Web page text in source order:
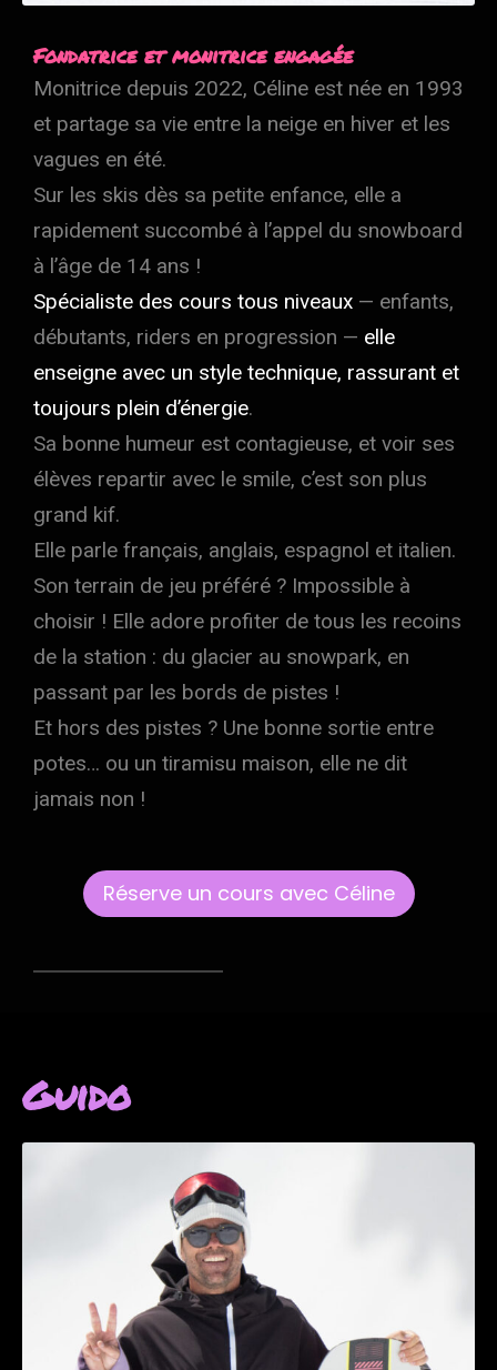
Fondatrice et monitrice engagée
Monitrice depuis 2022, Céline est née en 1993
et partage sa vie entre la neige en hiver et les
vagues en été.
Sur les skis dès sa petite enfance, elle a
rapidement succombé à l’appel du snowboard
à l’âge de 14 ans !
Spécialiste des cours tous niveaux — enfants,
débutants, riders en progression — elle
enseigne avec un style technique, rassurant et
toujours plein d’énergie.
Sa bonne humeur est contagieuse, et voir ses
élèves repartir avec le smile, c’est son plus
grand kif.
Elle parle français, anglais, espagnol et italien.
Son terrain de jeu préféré ? Impossible à
choisir ! Elle adore profiter de tous les recoins
de la station : du glacier au snowpark, en
passant par les bords de pistes !
Et hors des pistes ? Une bonne sortie entre
potes… ou un tiramisu maison, elle ne dit
jamais non !
Réserve un cours avec Céline
Guido